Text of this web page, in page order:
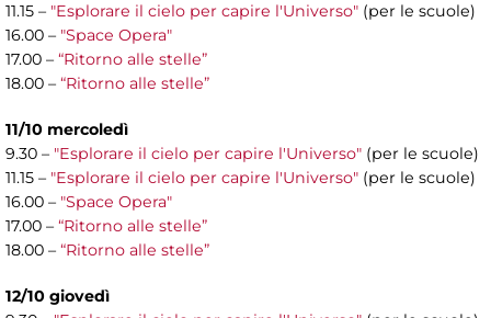
11.15 – "Esplorare il cielo per capire l'Universo" (per le scuole)
16.00 – "Space Opera"
17.00 – “Ritorno alle stelle”
18.00 – “Ritorno alle stelle”
11/10 mercoledì
9.30 – "Esplorare il cielo per capire l'Universo" (per le scuole)
11.15 – "Esplorare il cielo per capire l'Universo" (per le scuole)
16.00 – "Space Opera"
17.00 – “Ritorno alle stelle”
18.00 – “Ritorno alle stelle”
12/10 giovedì